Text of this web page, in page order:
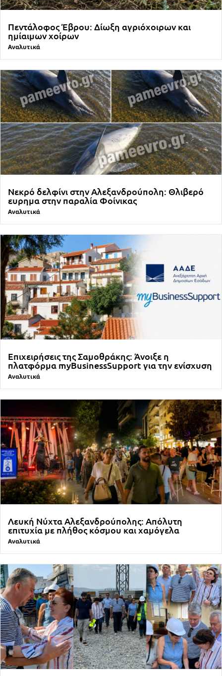
Πεντάλοφος Έβρου: Δίωξη αγριόχοιρων και
ημίαιμων χοίρων
Αναλυτικά
Νεκρό δελφίνι στην Αλεξανδρούπολη: Θλιβερό
ευρημα στην παραλία Φοίνικας
Αναλυτικά
Επιχειρήσεις της Σαμοθράκης: Άνοιξε η
πλατφόρμα myBusinessSupport για την ενίσχυση
Αναλυτικά
Λευκή Νύχτα Αλεξανδρούπολης: Απόλυτη
επιτυχία με πλήθος κόσμου και χαμόγελα
Αναλυτικά